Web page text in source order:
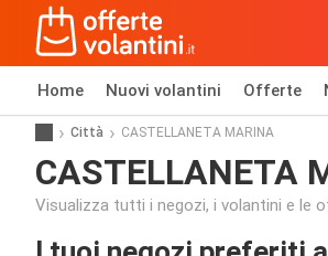
Home Nuovi volantini Offerte
Città CASTELLANETA MARINA
CASTELLANETA
Visualizza tutti i negozi, i volantini e le